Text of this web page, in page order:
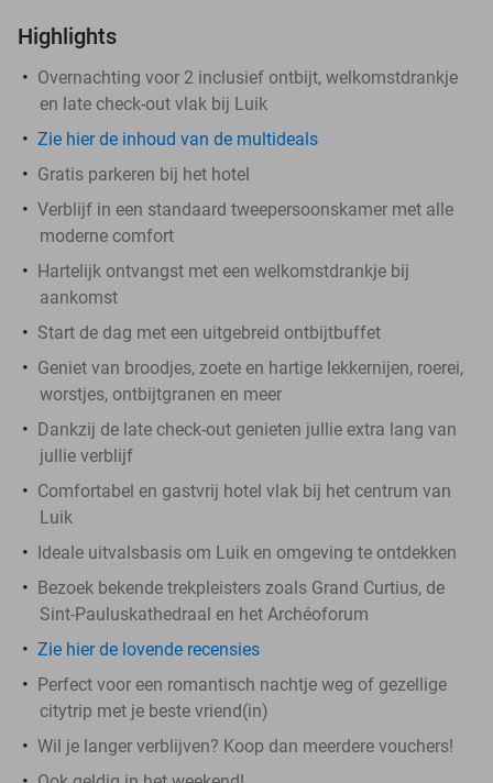
Highlights
Overnachting voor 2 inclusief ontbijt, welkomstdrankje
en late check-out vlak bij Luik
Zie hier de inhoud van de multideals
Gratis parkeren bij het hotel
Verblijf in een standaard tweepersoonskamer met alle
moderne comfort
Hartelijk ontvangst met een welkomstdrankje bij
aankomst
Start de dag met een uitgebreid ontbijtbuffet
Geniet van broodjes, zoete en hartige lekkernijen, roerei,
worstjes, ontbijtgranen en meer
Dankzij de late check-out genieten jullie extra lang van
jullie verblijf
Comfortabel en gastvrij hotel vlak bij het centrum van
Luik
Ideale uitvalsbasis om Luik en omgeving te ontdekken
Bezoek bekende trekpleisters zoals Grand Curtius, de
Sint-Pauluskathedraal en het Archéoforum
Zie hier de lovende recensies
Perfect voor een romantisch nachtje weg of gezellige
citytrip met je beste vriend(in)
Wil je langer verblijven? Koop dan meerdere vouchers!